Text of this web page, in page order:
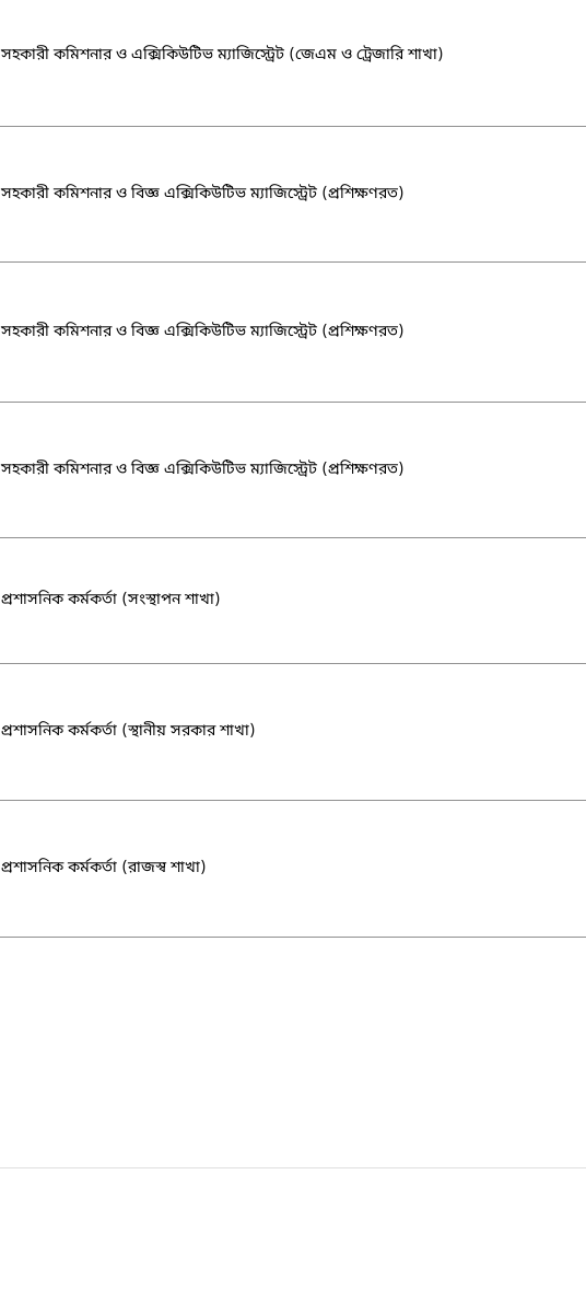
সহকারী কমিশনার ও এক্সিকিউটিভ ম্যাজিস্ট্রেট (জেএম ও ট্রেজারি শাখা)
সহকারী কমিশনার ও বিজ্ঞ এক্সিকিউটিভ ম্যাজিস্ট্রেট (প্রশিক্ষণরত)
সহকারী কমিশনার ও বিজ্ঞ এক্সিকিউটিভ ম্যাজিস্ট্রেট (প্রশিক্ষণরত)
সহকারী কমিশনার ও বিজ্ঞ এক্সিকিউটিভ ম্যাজিস্ট্রেট (প্রশিক্ষণরত)
প্রশাসনিক কর্মকর্তা (সংস্থাপন শাখা)
প্রশাসনিক কর্মকর্তা (স্থানীয় সরকার শাখা)
প্রশাসনিক কর্মকর্তা (রাজস্ব শাখা)